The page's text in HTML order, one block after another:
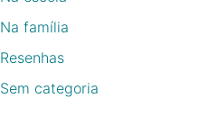
Na família
Resenhas
Sem categoria